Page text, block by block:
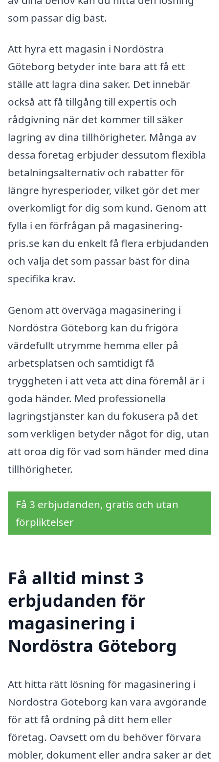
som passar dig bäst.
Att hyra ett magasin i Nordöstra
Göteborg betyder inte bara att få ett
ställe att lagra dina saker. Det innebär
också att få tillgång till expertis och
rådgivning när det kommer till säker
lagring av dina tillhörigheter. Många av
dessa företag erbjuder dessutom flexibla
betalningsalternativ och rabatter för
längre hyresperioder, vilket gör det mer
överkomligt för dig som kund. Genom att
fylla i en förfrågan på magasinering-
pris.se kan du enkelt få flera erbjudanden
och välja det som passar bäst för dina
specifika krav.
Genom att överväga magasinering i
Nordöstra Göteborg kan du frigöra
värdefullt utrymme hemma eller på
arbetsplatsen och samtidigt få
tryggheten i att veta att dina föremål är i
goda händer. Med professionella
lagringstjänster kan du fokusera på det
som verkligen betyder något för dig, utan
att oroa dig för vad som händer med dina
tillhörigheter.
Få 3 erbjudanden, gratis och utan
förpliktelser
Få alltid minst 3
erbjudanden för
magasinering i
Nordöstra Göteborg
Att hitta rätt lösning för magasinering i
Nordöstra Göteborg kan vara avgörande
för att få ordning på ditt hem eller
företag. Oavsett om du behöver förvara
möbler, dokument eller andra saker är det